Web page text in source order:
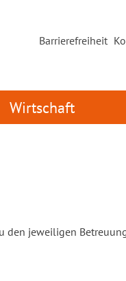
Barrierefreiheit
Wirtschaft
jeweiligen